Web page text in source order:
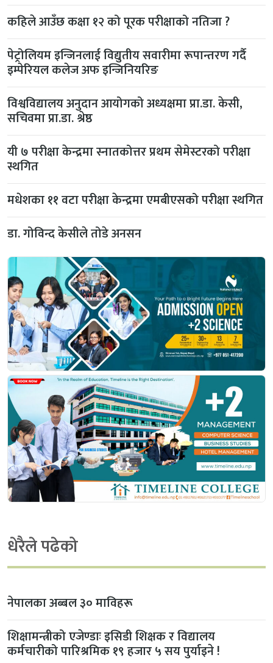
कहिले आउँछ कक्षा १२ को पूरक परीक्षाको नतिजा ?
पेट्रोलियम इन्जिनलाई विद्युतीय सवारीमा रूपान्तरण गर्दै
इम्पेरियल कलेज अफ इन्जिनियरिङ
विश्वविद्यालय अनुदान आयोगको अध्यक्षमा प्रा.डा. केसी,
सचिवमा प्रा.डा. श्रेष्ठ
यी ७ परीक्षा केन्द्रमा स्नातकोत्तर प्रथम सेमेस्टरको परीक्षा
स्थगित
मधेशका ११ वटा परीक्षा केन्द्रमा एमबीएसको परीक्षा स्थगित
डा. गोविन्द केसीले तोडे अनसन
धेरैले पढेको
नेपालका अब्बल ३० माविहरू
शिक्षामन्त्रीको एजेण्डाः इसिडी शिक्षक र विद्यालय
कर्मचारीको पारिश्रमिक १९ हजार ५ सय पुर्याइने !